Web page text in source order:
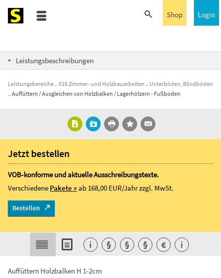
Login
Shop
Leistungsbeschreibungen
Leistungsbereiche 016 Zimmer- und Holzbauarbeiten
Unterböden, Blindböden
Auffüttern / Ausgleichen von Holzbalken / Lagerhölzern - Fußboden
Auffüttern Holzbalken H 1-2cm
Jetzt bestellen
VOB-konforme und aktuelle Ausschreibungstexte.
Verschiedene Pakete »ab 168,00 EUR/Jahrzzgl. MwSt.
Bestellen
i § § § € i